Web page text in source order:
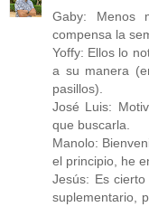
Gaby: Menos
compensa la
Yoffy: Ellos lo
a su manera
pasillos).
José Luis:
que buscarla.
Manolo:
el principio, he
Jesús: Es
suplementario,